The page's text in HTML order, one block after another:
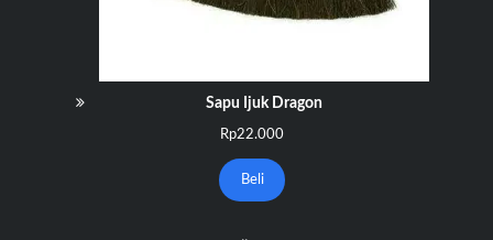
Sapu Ijuk Dragon
Rp22.000
Beli